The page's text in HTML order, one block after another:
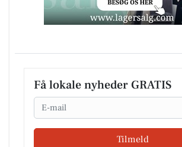
Få lokale nyheder GRATIS
Email
Tilmeld